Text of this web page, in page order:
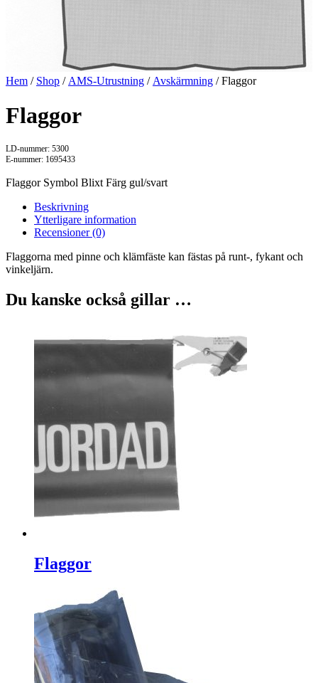
Hem / Shop / AMS-Utrustning / Avskärmning / Flaggor
Flaggor
LD-nummer: 5300
E-nummer: 1695433
Flaggor Symbol Blixt Färg gul/svart
Beskrivning
Ytterligare information
Recensioner (0)
Flaggorna med pinne och klämfäste kan fästas på runt-, fykant och
vinkeljärn.
Du kanske också gillar …
Flaggor